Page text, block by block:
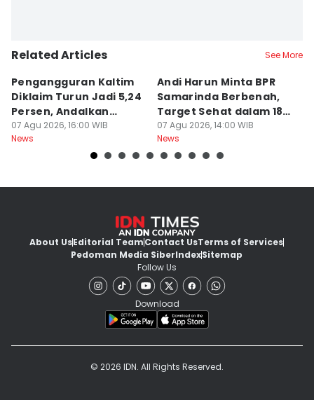
Related Articles See More
Pengangguran Kaltim
Diklaim Turun Jadi 5,24
Persen, Andalkan
Pertanian
07 Agu 2026, 16:00 WIB
News
Andi Harun Minta BPR
Samarinda Berbenah,
Target Sehat dalam 18
Bulan
07 Agu 2026, 14:00 WIB
News
About UsEditorial TeamContact UsTerms of Services
Pedoman Media SiberIndexSitemap
Follow Us
Download
© 2026 IDN. All Rights Reserved.